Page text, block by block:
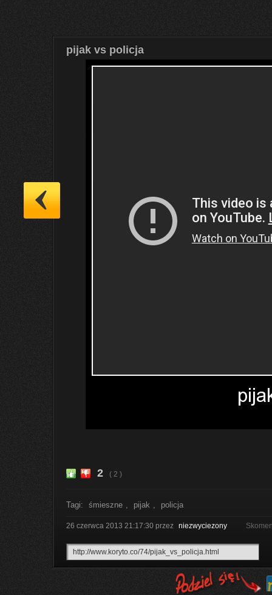
pijak vs policja
2 ( 2 )
Tagi: śmieszne , pijak , policja
26 czerwca 2013 21:17:30 przez niezwyciezony